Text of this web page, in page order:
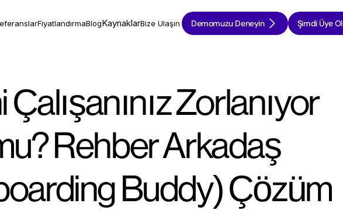
FiyatlandırmaBlogKaynaklarBize Ulaşın Demomuzu Deneyin Şimdi Üye Ol
Çalışanınız Zorlanıyor
Rehber Arkadaş
Buddy) Çözüm